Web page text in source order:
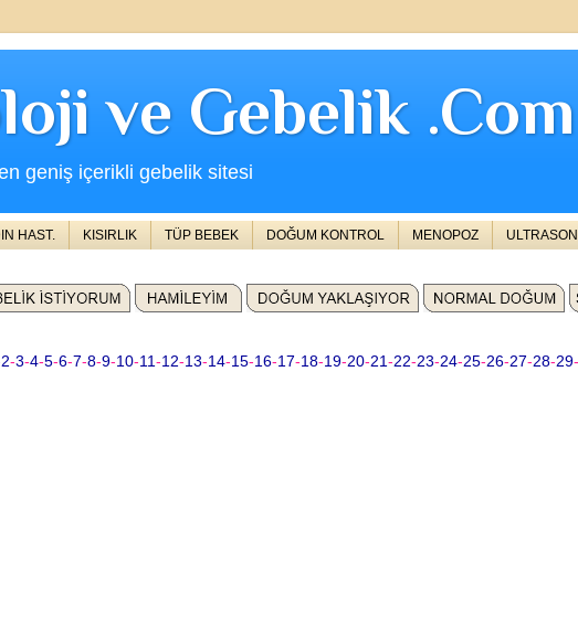
ve Gebelik .Com
geniş içerikli gebelik sitesi
HAST. KISIRLIK TÜP BEBEK DOĞUM KONTROL MENOPOZ ULTRASON
2-3-4-5-6-7-8-9-10-11 -12-13-14-15-16-17-18-19-20-21 -22-23-24-25-26-27-28-29-